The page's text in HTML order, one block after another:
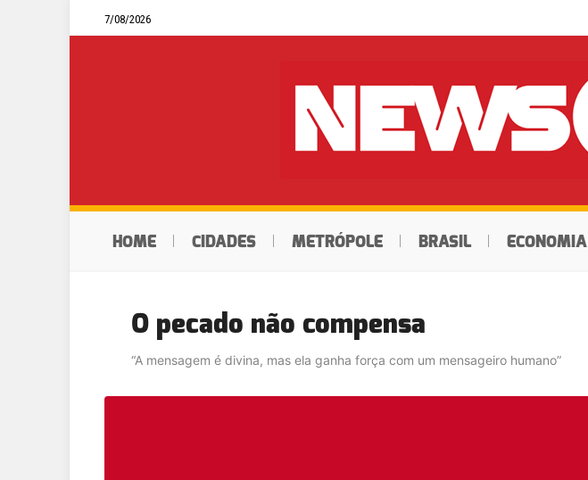
7/08/2026
HOME CIDADES METRÓPOLE BRASIL ECONOMIA
O pecado não compensa
“A mensagem é divina, mas ela ganha força com um mensageiro humano”